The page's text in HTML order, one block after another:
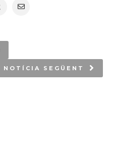
NOTÍCIA SEGÜENT